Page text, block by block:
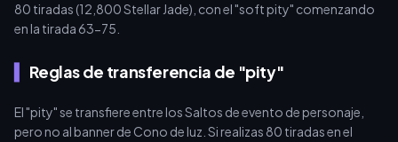
80 tiradas (12,800 Stellar Jade), con el "soft pity" comenzando
en la tirada 63-75.
Reglas de transferencia de "pity"
El "pity" se transfiere entre los Saltos de evento de personaje,
pero no al banner de Cono de luz. Si realizas 80 tiradas en el